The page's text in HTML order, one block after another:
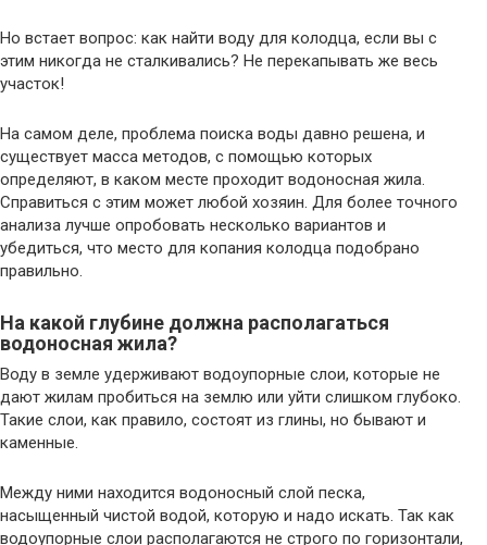
Но встает вопрос: как найти воду для колодца, если вы с
этим никогда не сталкивались? Не перекапывать же весь
участок!
На самом деле, проблема поиска воды давно решена, и
существует масса методов, с помощью которых
определяют, в каком месте проходит водоносная жила.
Справиться с этим может любой хозяин. Для более точного
анализа лучше опробовать несколько вариантов и
убедиться, что место для копания колодца подобрано
правильно.
На какой глубине должна располагаться
водоносная жила?
Воду в земле удерживают водоупорные слои, которые не
дают жилам пробиться на землю или уйти слишком глубоко.
Такие слои, как правило, состоят из глины, но бывают и
каменные.
Между ними находится водоносный слой песка,
насыщенный чистой водой, которую и надо искать. Так как
водоупорные слои располагаются не строго по горизонтали,